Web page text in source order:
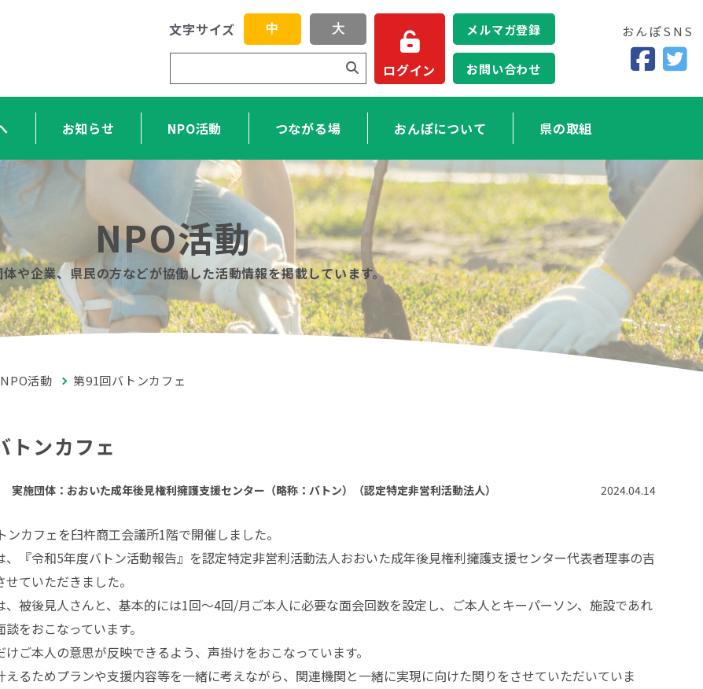
文字サイズ 中 大
ログイン
お知らせ NPO活動 つながる場 おんぽについて 県の取組
メルマガ登録
お問い合わせ
おんぽSNS
NPO活動
体や企業、県民の方などが協働した活動情報を掲載しています。
NPO活動 第91回バトンカフェ
トンカフェ
実施団体：おおいた成年後見権利擁護支援センター（略称：バトン）（認定特定非営利活動法人） 2024.04.14
ンカフェを臼杵商工会議所1階で開催しました。
、『令和5年度バトン活動報告』を認定特定非営利活動法人おおいた成年後見権利擁護支援センター代表者理事の吉
ていただきました。
、被後見人さんと、基本的には1回～4回/月ご本人に必要な面会回数を設定し、ご本人とキーパーソン、施設であれ
をおこなっています。
ご本人の意思が反映できるよう、声掛けをおこなっています。
えるためプランや支援内容等を一緒に考えながら、関連機関と一緒に実現に向けた関りをさせていただいていま